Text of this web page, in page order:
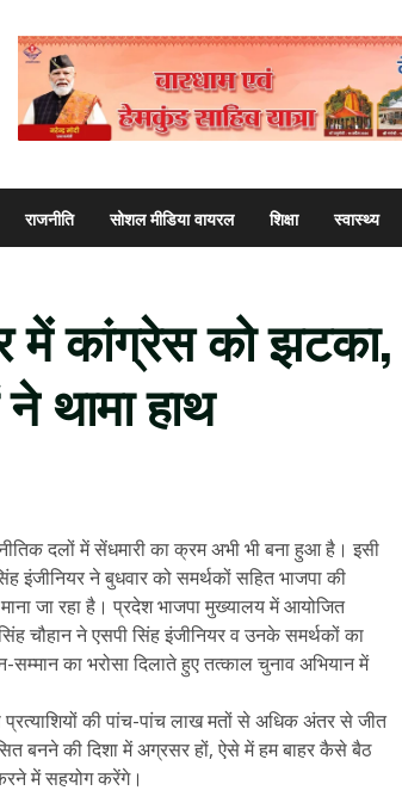
राजनीति सोशल मीडिया वायरल शिक्षा स्वास्थ्य
में कांग्रेस को झटका,
थामा हाथ
दलों में सेंधमारी का क्रम अभी भी बना हुआ है। इसी
इंजीनियर ने बुधवार को समर्थकों सहित भाजपा की
जा रहा है। प्रदेश भाजपा मुख्यालय में आयोजित
चौहान ने एसपी सिंह इंजीनियर व उनके समर्थकों का
का भरोसा दिलाते हुए तत्काल चुनाव अभियान में
प्रत्याशियों की पांच-पांच लाख मतों से अधिक अंतर से जीत
बनने की दिशा में अग्रसर हों, ऐसे में हम बाहर कैसे बैठ
में सहयोग करेंगे।